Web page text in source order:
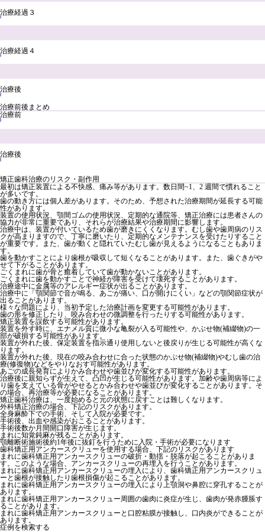
治療経過３
治療経過４
治療後
治療前後まとめ
治療前
治療後
矯正歯科治療のリスク・副作用
最初は矯正装置による不快感、痛み等があります。数日間~1、2 週間で慣れること
が多いです。
歯の動き方には個人差があります。そのため、予想された治療期間が延長する可能
性があります。
装置の使用状況、顎間ゴムの使用状況、定期的な通院等、矯正治療には患者さんの
協力が非常に重要であり、それらが治療結果や治療期間に影響します。
治療中は、装置が付いているため歯が磨きにくくなります。むし歯や歯周病のリス
クが高まりますので、丁寧に磨いたり、定期的なメンテナンスを受けたりすること
が重要です。また、歯が動くと隠れていたむし歯が見えるようになることもありま
す。
歯を動かすことにより歯根が吸収して短くなることがあります。また、歯ぐきがや
せて下がることがあります。
ごくまれに歯が骨と癒着していて歯が動かないことがあります。
ごくまれに歯を動かすことで神経が障害を受けて壊死することがあります。
治療途中に金属等のアレルギー症状が出ることがあります。
治療中に「顎関節で音が鳴る、あごが痛い、口が開けにくい」などの顎関節症状が
出ることがあります。
様々な問題により、当初予定した治療計画を変更する可能性があります。
歯の形を修正したり、咬み合わせの微調整を行ったりする可能性があります。
矯正装置を誤飲する可能性があります。
装置を外す時に、エナメル質に微小な亀裂が入る可能性や、かぶせ物(補綴物)の一
部が破損する可能性があります。
装置が外れた後、保定装置を指示通り使用しないと後戻りが生じる可能性が高くな
ります。
装置が外れた後、現在の咬み合わせに合った状態のかぶせ物(補綴物)やむし歯の治
療(修復物)などをやりなおす可能性があります。
あごの成長発育によりかみ合わせや歯並びが変化する可能性があります。
治療後に親知らずが生えて、凸凹が生じる可能性があります。加齢や歯周病等によ
り歯を支えている骨がやせるとかみ合わせや歯並びが変化することがあります。そ
の場合、再治療等が必要になることがあります。
矯正歯科治療は、一度始めると元の状態に戻すことは難しくなります。
外科矯正治療の場合、下記のリスクがあります。
全身麻酔下での手術、そして入院が必要です。
手術後、出血や感染がおこることがあります。
手術後数か月間開口障害が生じます。
まれに知覚鈍麻が残ることがあります。
顎離断術施術後約1年後に抜釘を行うために入院・手術が必要になります
歯科矯正用アンカースクリューを使用する場合、下記のリスクがあります
まれに歯科矯正用アンカースクリューの破折・動揺・脱落が起こることがありま
す。このような場合、アンカースクリューの再埋入を行うことがあります。
まれに歯科矯正用アンカースクリューの埋入により、歯科矯正用アンカースクリュ
ーと歯根が接触したり歯根損傷が起こることがあります。
まれに歯科矯正用アンカースクリューの埋入により上顎洞や鼻腔に穿孔することが
あります。
まれに歯科矯正用アンカースクリュー周囲の歯肉に炎症が生じ、歯肉が発赤腫脹す
ることがあります。
まれに歯科矯正用アンカースクリューと口腔粘膜が接触し、口内炎ができることが
あります。
症例を検索する